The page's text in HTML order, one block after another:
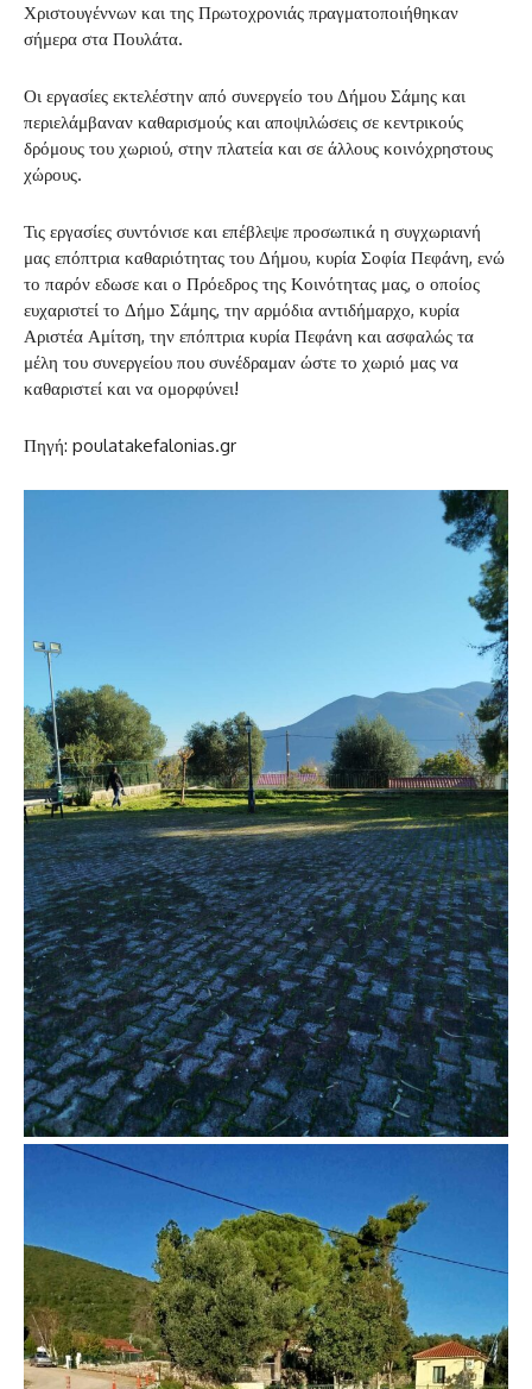
Χριστουγέννων και της Πρωτοχρονιάς πραγματοποιήθηκαν
σήμερα στα Πουλάτα.
Οι εργασίες εκτελέστην από συνεργείο του Δήμου Σάμης και
περιελάμβαναν καθαρισμούς και αποψιλώσεις σε κεντρικούς
δρόμους του χωριού, στην πλατεία και σε άλλους κοινόχρηστους
χώρους.
Τις εργασίες συντόνισε και επέβλεψε προσωπικά η συγχωριανή
μας επόπτρια καθαριότητας του Δήμου, κυρία Σοφία Πεφάνη, ενώ
το παρόν εδωσε και ο Πρόεδρος της Κοινότητας μας, ο οποίος
ευχαριστεί το Δήμο Σάμης, την αρμόδια αντιδήμαρχο, κυρία
Αριστέα Αμίτση, την επόπτρια κυρία Πεφάνη και ασφαλώς τα
μέλη του συνεργείου που συνέδραμαν ώστε το χωριό μας να
καθαριστεί και να ομορφύνει!
Πηγή: poulatakefalonias.gr